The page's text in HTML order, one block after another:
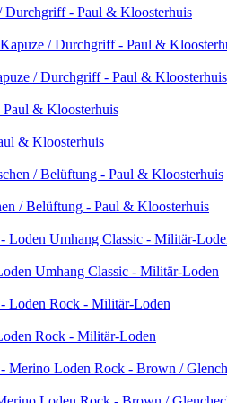
Durchgriff - Paul & Kloosterhuis
/ Durchgriff - Paul & Kloosterhuis
& Kloosterhuis
/ Belüftung - Paul & Kloosterhuis
Umhang Classic - Militär-Loden
Rock - Militär-Loden